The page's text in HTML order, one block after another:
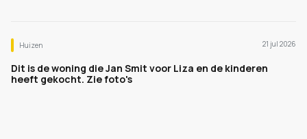
Huizen 21 jul 2026
Dit is de woning die Jan Smit voor Liza en de kinderen
heeft gekocht. Zie foto's